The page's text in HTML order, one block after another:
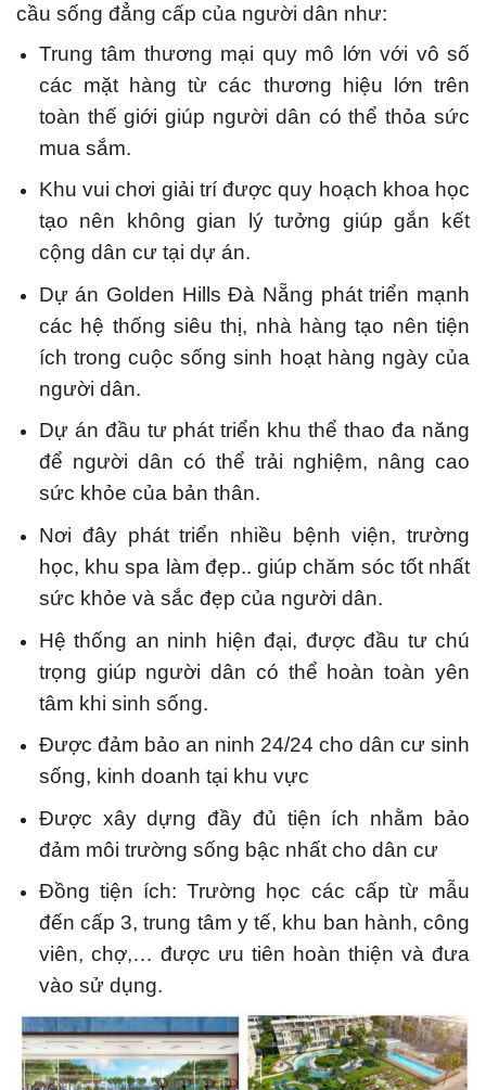
cầu sống đẳng cấp của người dân như:
Trung tâm thương mại quy mô lớn với vô số
các mặt hàng từ các thương hiệu lớn trên
toàn thế giới giúp người dân có thể thỏa sức
mua sắm.
Khu vui chơi giải trí được quy hoạch khoa học
tạo nên không gian lý tưởng giúp gắn kết
cộng dân cư tại dự án.
Dự án Golden Hills Đà Nẵng phát triển mạnh
các hệ thống siêu thị, nhà hàng tạo nên tiện
ích trong cuộc sống sinh hoạt hàng ngày của
người dân.
Dự án đầu tư phát triển khu thể thao đa năng
để người dân có thể trải nghiệm, nâng cao
sức khỏe của bản thân.
Nơi đây phát triển nhiều bệnh viện, trường
học, khu spa làm đẹp.. giúp chăm sóc tốt nhất
sức khỏe và sắc đẹp của người dân.
Hệ thống an ninh hiện đại, được đầu tư chú
trọng giúp người dân có thể hoàn toàn yên
tâm khi sinh sống.
Được đảm bảo an ninh 24/24 cho dân cư sinh
sống, kinh doanh tại khu vực
Được xây dựng đầy đủ tiện ích nhằm bảo
đảm môi trường sống bậc nhất cho dân cư
Đồng tiện ích: Trường học các cấp từ mẫu
đến cấp 3, trung tâm y tế, khu ban hành, công
viên, chợ,… được ưu tiên hoàn thiện và đưa
vào sử dụng.